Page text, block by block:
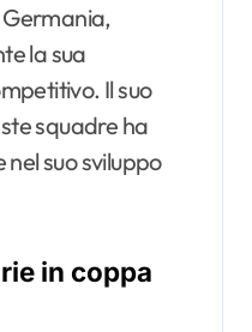
la sua
Il suo
squadre ha
suo sviluppo
in coppa